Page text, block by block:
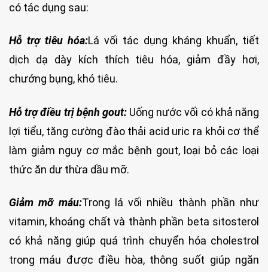
có tác dụng sau:
Hỗ trợ tiêu hóa:Lá vối tác dụng kháng khuẩn, tiết
dịch dạ dày kích thích tiêu hóa, giảm đầy hơi,
chướng bụng, khó tiêu.
Hỗ trợ điều trị bệnh gout:Uống nước vối có khả năng
lợi tiểu, tăng cường đào thải acid uric ra khỏi cơ thể
làm giảm nguy cơ mắc bệnh gout, loại bỏ các loại
thức ăn dư thừa dầu mỡ.
Giảm mỡ máu:Trong lá vối nhiều thành phần như
vitamin, khoáng chất và thành phần beta sitosterol
có khả năng giúp quá trình chuyển hóa cholestrol
trong máu được điều hòa, thông suốt giúp ngăn